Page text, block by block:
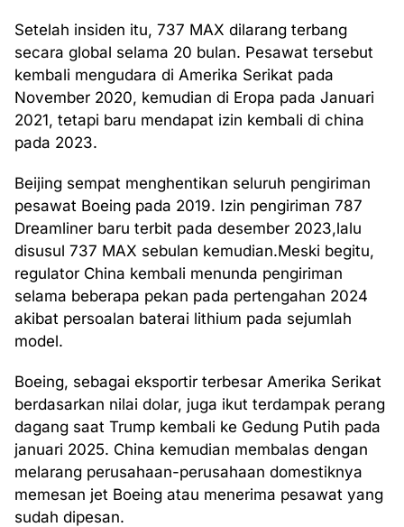
Setelah insiden itu, 737 MAX dilarang terbang
secara global selama 20 bulan. Pesawat tersebut
kembali mengudara di Amerika Serikat pada
November 2020, kemudian di Eropa pada Januari
2021, tetapi baru mendapat izin kembali di china
pada 2023.
Beijing sempat menghentikan seluruh pengiriman
pesawat Boeing pada 2019. Izin pengiriman 787
Dreamliner baru terbit pada desember 2023,lalu
disusul 737 MAX sebulan kemudian.Meski begitu,
regulator China kembali menunda pengiriman
selama beberapa pekan pada pertengahan 2024
akibat persoalan baterai lithium pada sejumlah
model.
Boeing, sebagai eksportir terbesar Amerika Serikat
berdasarkan nilai dolar, juga ikut terdampak perang
dagang saat Trump kembali ke Gedung Putih pada
januari 2025. China kemudian membalas dengan
melarang perusahaan-perusahaan domestiknya
memesan jet Boeing atau menerima pesawat yang
sudah dipesan.